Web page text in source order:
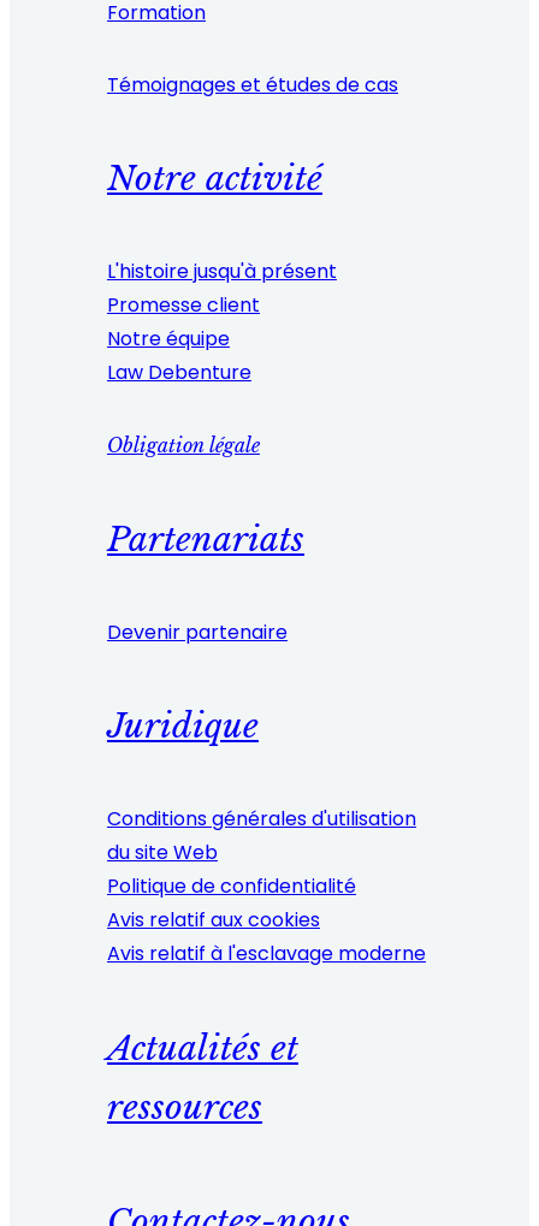
Formation
Témoignages et études de cas
Notre activité
L'histoire jusqu'à présent
Promesse client
Notre équipe
Law Debenture
Obligation légale
Partenariats
Devenir partenaire
Juridique
Conditions générales d'utilisation
du site Web
Politique de confidentialité
Avis relatif aux cookies
Avis relatif à l'esclavage moderne
Actualités et
ressources